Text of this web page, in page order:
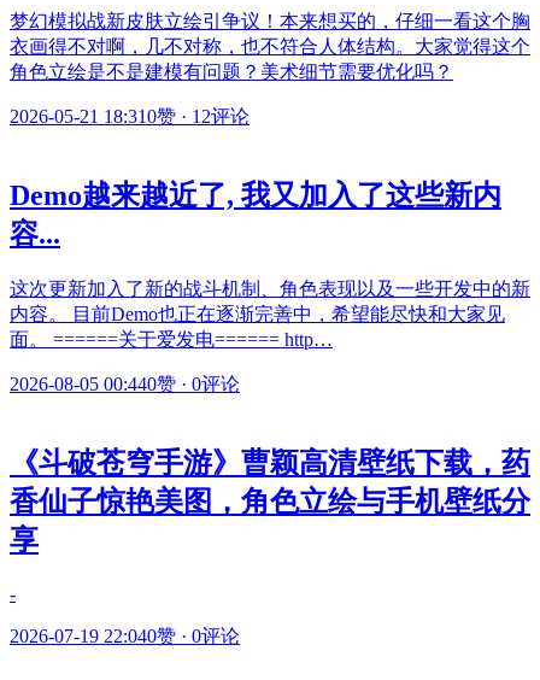
梦幻模拟战新皮肤立绘引争议！本来想买的，仔细一看这个胸
衣画得不对啊，几不对称，也不符合人体结构。大家觉得这个
角色立绘是不是建模有问题？美术细节需要优化吗？
2026-05-21 18:310赞 · 12评论
Demo越来越近了, 我又加入了这些新内
容...
这次更新加入了新的战斗机制、角色表现以及一些开发中的新
内容。 目前Demo也正在逐渐完善中，希望能尽快和大家见
面。 ======关于爱发电====== http…
2026-08-05 00:440赞 · 0评论
《斗破苍穹手游》曹颖高清壁纸下载，药
香仙子惊艳美图，角色立绘与手机壁纸分
享
-
2026-07-19 22:040赞 · 0评论